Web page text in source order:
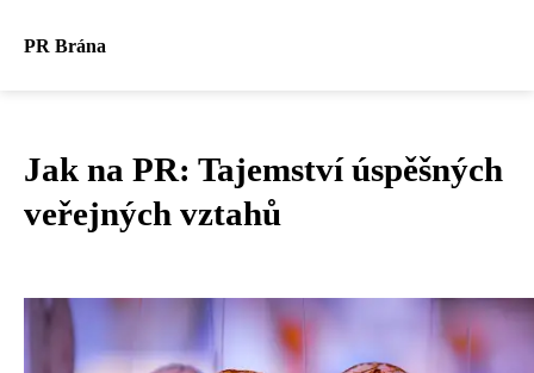
PR Brána
Jak na PR: Tajemství úspěšných
veřejných vztahů